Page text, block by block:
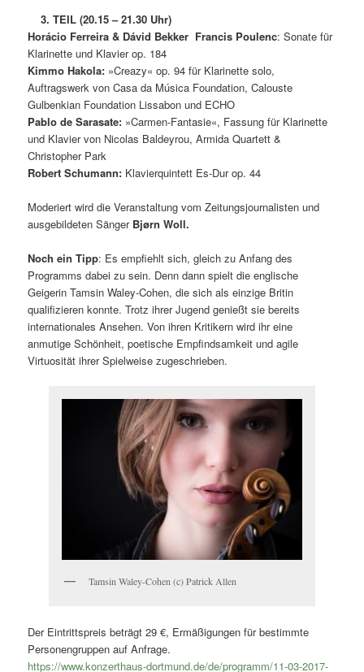
3. TEIL (20.15 – 21.30 Uhr)
Horácio Ferreira & Dávid Bekker Francis Poulenc: Sonate für
Klarinette und Klavier op. 184
Kimmo Hakola: »Creazy« op. 94 für Klarinette solo,
Auftragswerk von Casa da Música Foundation, Calouste
Gulbenkian Foundation Lissabon und ECHO
Pablo de Sarasate: »Carmen-Fantasie«, Fassung für Klarinette
und Klavier von Nicolas Baldeyrou, Armida Quartett &
Christopher Park
Robert Schumann: Klavierquintett Es-Dur op. 44
Moderiert wird die Veranstaltung vom Zeitungsjournalisten und
ausgebildeten Sänger Bjørn Woll.
Noch ein Tipp: Es empfiehlt sich, gleich zu Anfang des
Programms dabei zu sein. Denn dann spielt die englische
Geigerin Tamsin Waley-Cohen, die sich als einzige Britin
qualifizieren konnte. Trotz ihrer Jugend genießt sie bereits
internationales Ansehen. Von ihren Kritikern wird ihr eine
anmutige Schönheit, poetische Empfindsamkeit und agile
Virtuosität ihrer Spielweise zugeschrieben.
Tamsin Waley-Cohen (c) Patrick Allen
Der Eintrittspreis beträgt 29 €, Ermäßigungen für bestimmte
Personengruppen auf Anfrage.
https://www.konzerthaus-dortmund.de/de/programm/11-03-2017-